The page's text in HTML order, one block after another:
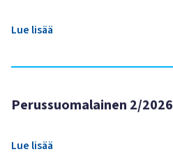
Lue lisää
Perussuomalainen 2/2026
Lue lisää